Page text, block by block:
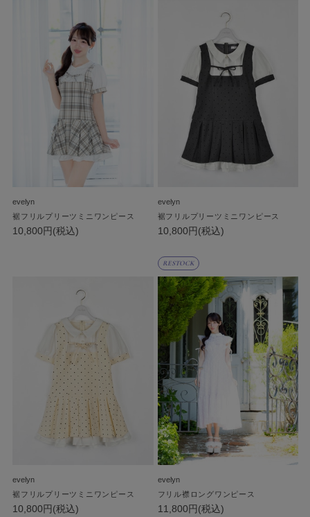
evelyn
裾フリルプリーツミニワンピース
10,800円(税込)
evelyn
裾フリルプリーツミニワンピース
10,800円(税込)
evelyn
裾フリルプリーツミニワンピース
10,800円(税込)
RESTOCK
evelyn
フリル襟ロングワンピース
11,800円(税込)